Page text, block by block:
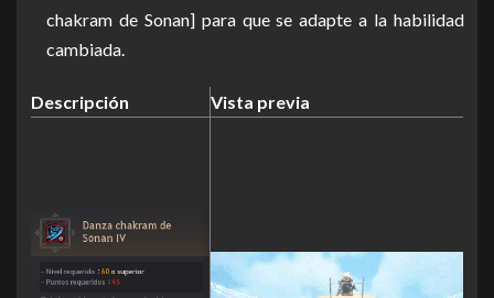
chakram de Sonan] para que se adapte a la habilidad
cambiada.
Descripción Vista previa